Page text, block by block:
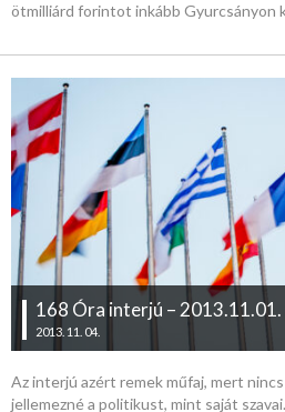
ötmilliárd forintot inkább Gyurcsányon
168 Óra interjú – 2013.11.01.
2013. 11. 04.
Az interjú azért remek műfaj, mert nincs
jellemezné a politikust, mint saját